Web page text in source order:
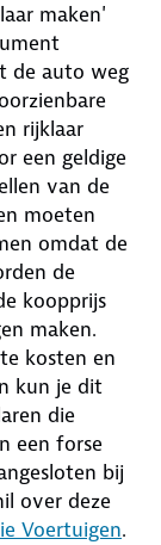
maken'
de auto weg
rijklaar
een geldige
van de
moeten
omdat de
de
koopprijs
maken.
kosten en
kun je dit
die
een forse
bij
over deze
Voertuigen.